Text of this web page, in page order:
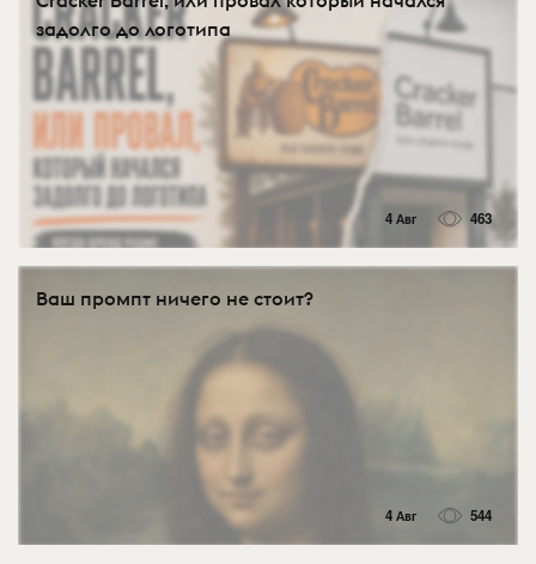
задолго до логотипа
4 Авг 463
Ваш промпт ничего не стоит?
4 Авг 544